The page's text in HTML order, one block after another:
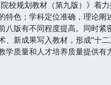
规划教材（第九版）》着
色；学科定位准确，理论阐
版有不同程度提高。同时紧
新成果写入教材，形成“十
质量和人才培养质量提供有